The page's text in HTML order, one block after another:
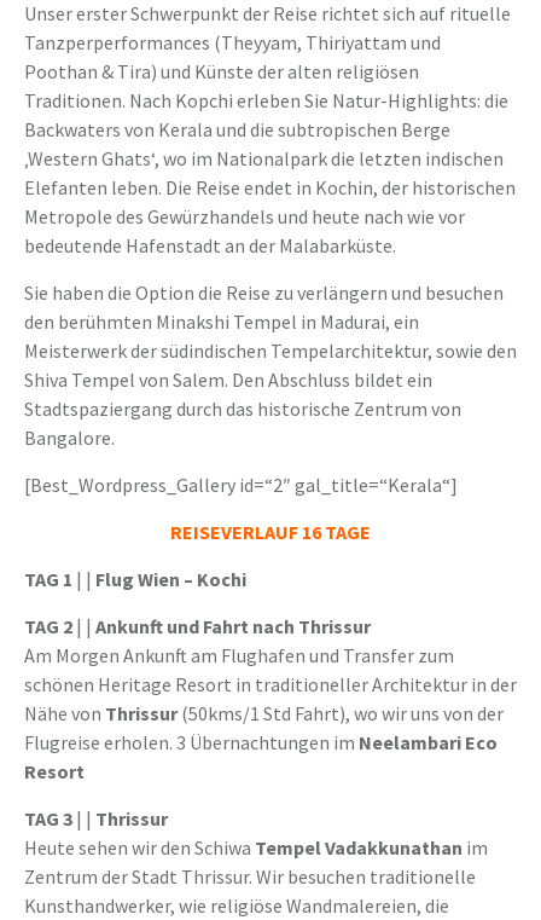
Unser erster Schwerpunkt der Reise richtet sich auf rituelle
Tanzperperformances (Theyyam, Thiriyattam und
Poothan & Tira) und Künste der alten religiösen
Traditionen. Nach Kopchi erleben Sie Natur-Highlights: die
Backwaters von Kerala und die subtropischen Berge
‚Western Ghats‘, wo im Nationalpark die letzten indischen
Elefanten leben. Die Reise endet in Kochin, der historischen
Metropole des Gewürzhandels und heute nach wie vor
bedeutende Hafenstadt an der Malabarküste.
Sie haben die Option die Reise zu verlängern und besuchen
den berühmten Minakshi Tempel in Madurai, ein
Meisterwerk der südindischen Tempelarchitektur, sowie den
Shiva Tempel von Salem. Den Abschluss bildet ein
Stadtspaziergang durch das historische Zentrum von
Bangalore.
[Best_Wordpress_Gallery id=“2″ gal_title=“Kerala“]
REISEVERLAUF 16 TAGE
TAG 1 | | Flug Wien – Kochi
TAG 2 | | Ankunft und Fahrt nach Thrissur
Am Morgen Ankunft am Flughafen und Transfer zum
schönen Heritage Resort in traditioneller Architektur in der
Nähe von Thrissur(50kms/1 Std Fahrt), wo wir uns von der
Flugreise erholen. 3 Übernachtungen im Neelambari Eco
Resort
TAG 3 | | Thrissur
Heute sehen wir den Schiwa Tempel Vadakkunathan im
Zentrum der Stadt Thrissur. Wir besuchen traditionelle
Kunsthandwerker, wie religiöse Wandmalereien, die